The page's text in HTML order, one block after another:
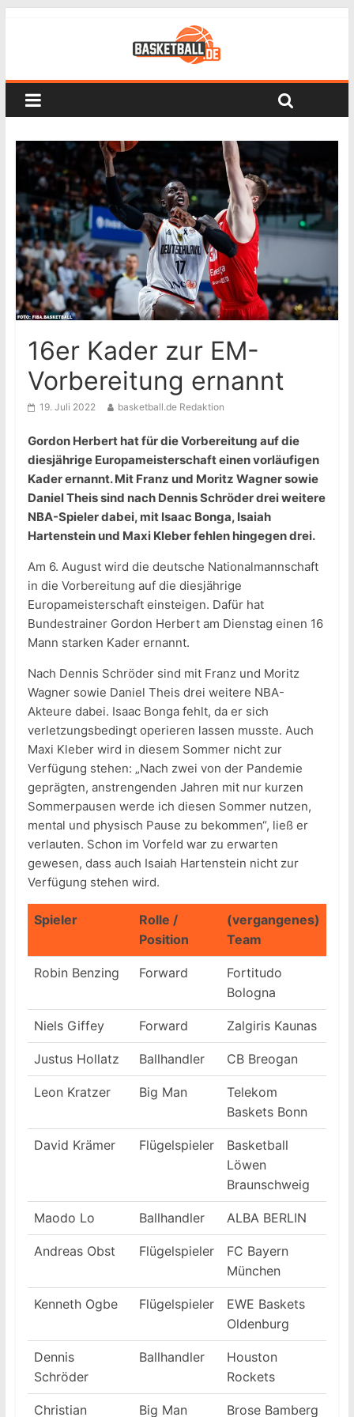
16er Kader zur EM-
Vorbereitung ernannt
19. Juli 2022 basketball.de Redaktion
Gordon Herbert hat für die Vorbereitung auf die
diesjährige Europameisterschaft einen vorläufigen
Kader ernannt. Mit Franz und Moritz Wagner sowie
Daniel Theis sind nach Dennis Schröder drei weitere
NBA-Spieler dabei, mit Isaac Bonga, Isaiah
Hartenstein und Maxi Kleber fehlen hingegen drei.
Am 6. August wird die deutsche Nationalmannschaft
in die Vorbereitung auf die diesjährige
Europameisterschaft einsteigen. Dafür hat
Bundestrainer Gordon Herbert am Dienstag einen 16
Mann starken Kader ernannt.
Nach Dennis Schröder sind mit Franz und Moritz
Wagner sowie Daniel Theis drei weitere NBA-
Akteure dabei. Isaac Bonga fehlt, da er sich
verletzungsbedingt operieren lassen musste. Auch
Maxi Kleber wird in diesem Sommer nicht zur
Verfügung stehen: „Nach zwei von der Pandemie
geprägten, anstrengenden Jahren mit nur kurzen
Sommerpausen werde ich diesen Sommer nutzen,
mental und physisch Pause zu bekommen“, ließ er
verlauten. Schon im Vorfeld war zu erwarten
gewesen, dass auch Isaiah Hartenstein nicht zur
Verfügung stehen wird.
Spieler
Rolle /
Position
(vergangenes)
Team
Robin Benzing Forward
Fortitudo
Bologna
Niels Giffey Forward Zalgiris Kaunas
Justus Hollatz Ballhandler CB Breogan
Leon Kratzer Big Man
Telekom
Baskets Bonn
David Krämer Flügelspieler
Basketball
Löwen
Braunschweig
Maodo Lo Ballhandler ALBA BERLIN
Andreas Obst Flügelspieler
FC Bayern
München
Kenneth Ogbe Flügelspieler
EWE Baskets
Oldenburg
Dennis
Schröder
Ballhandler
Houston
Rockets
Christian Big Man Brose Bamberg